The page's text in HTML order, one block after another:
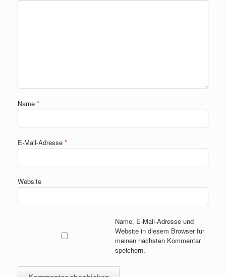
Name *
E-Mail-Adresse *
Website
Name, E-Mail-Adresse und
Website in diesem Browser für
meinen nächsten Kommentar
speichern.